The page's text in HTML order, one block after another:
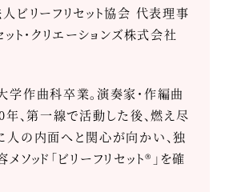
ビリーフリセット協会 代表理事
ット・クリエーションズ株式会社
作曲科卒業。演奏家・作編曲
、第一線で活動した後、燃え尽
人の内面へと関心が向かい、独
ソッド「ビリーフリセット®」を確